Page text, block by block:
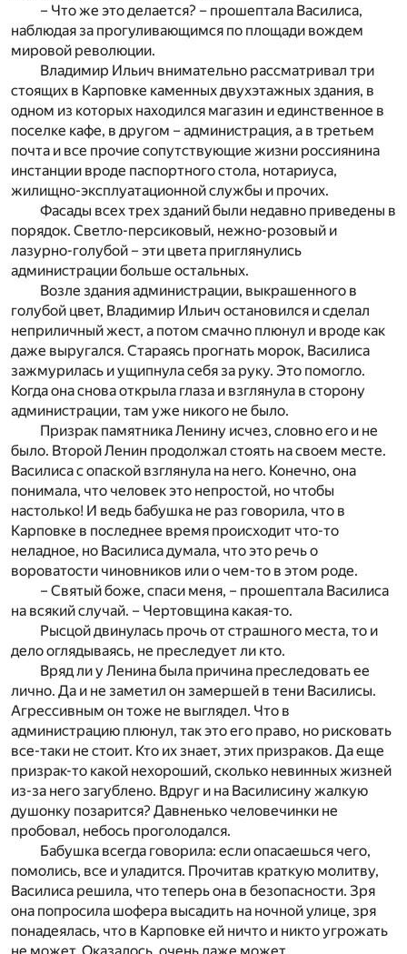
– Что же это делается? – прошептала Василиса,
наблюдая за прогуливающимся по площади вождем
мировой революции.
Владимир Ильич внимательно рассматривал три
стоящих в Карповке каменных двухэтажных здания, в
одном из которых находился магазин и единственное в
поселке кафе, в другом – администрация, а в третьем
почта и все прочие сопутствующие жизни россиянина
инстанции вроде паспортного стола, нотариуса,
жилищно-эксплуатационной службы и прочих.
Фасады всех трех зданий были недавно приведены в
порядок. Светло-персиковый, нежно-розовый и
лазурно-голубой – эти цвета приглянулись
администрации больше остальных.
Возле здания администрации, выкрашенного в
голубой цвет, Владимир Ильич остановился и сделал
неприличный жест, а потом смачно плюнул и вроде как
даже выругался. Стараясь прогнать морок, Василиса
зажмурилась и ущипнула себя за руку. Это помогло.
Когда она снова открыла глаза и взглянула в сторону
администрации, там уже никого не было.
Призрак памятника Ленину исчез, словно его и не
было. Второй Ленин продолжал стоять на своем месте.
Василиса с опаской взглянула на него. Конечно, она
понимала, что человек это непростой, но чтобы
настолько! И ведь бабушка не раз говорила, что в
Карповке в последнее время происходит что-то
неладное, но Василиса думала, что это речь о
вороватости чиновников или о чем-то в этом роде.
– Святый боже, спаси меня, – прошептала Василиса
на всякий случай. – Чертовщина какая-то.
Рысцой двинулась прочь от страшного места, то и
дело оглядываясь, не преследует ли кто.
Вряд ли у Ленина была причина преследовать ее
лично. Да и не заметил он замершей в тени Василисы.
Агрессивным он тоже не выглядел. Что в
администрацию плюнул, так это его право, но рисковать
все-таки не стоит. Кто их знает, этих призраков. Да еще
призрак-то какой нехороший, сколько невинных жизней
из-за него загублено. Вдруг и на Василисину жалкую
душонку позарится? Давненько человечинки не
пробовал, небось проголодался.
Бабушка всегда говорила: если опасаешься чего,
помолись, все и уладится. Прочитав краткую молитву,
Василиса решила, что теперь она в безопасности. Зря
она попросила шофера высадить на ночной улице, зря
понадеялась, что в Карповке ей ничто и никто угрожать